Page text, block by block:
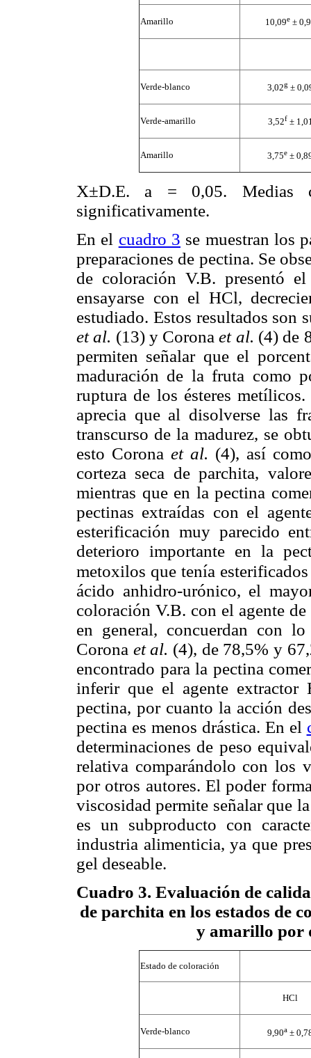
Amarillo 10,09e ±
Verde-blanco 3,02g ±
Verde-amarillo 3,52f ±
Amarillo 3,75e ±
X±D.E. a = 0,05. Medias
significativamente.
En el cuadro 3 se muestran los
preparaciones de pectina. Se
de coloración V.B. presentó
ensayarse con el HCl,
estudiado. Estos resultados son
et al. (13) y Coronaet al. (4) de
permiten señalar que el
maduración de la fruta como
ruptura de los ésteres
aprecia que al disolverse las
transcurso de la madurez, se
esto Corona et al. (4), así
corteza seca de parchita,
mientras que en la pectina
pectinas extraídas con el
esterificación muy parecido
deterioro importante en la
metoxilos que tenía
ácido anhidro-urónico, el
coloración V.B. con el agente
en general, concuerdan con
Corona et al. (4), de 78,5% y
encontrado para la pectina
inferir que el agente extractor
pectina, por cuanto la acción
pectina es menos drástica. En el
determinaciones de peso
relativa comparándolo con los
por otros autores. El poder
viscosidad permite señalar que
es un subproducto con
industria alimenticia, ya que
gel deseable.
Cuadro 3. Evaluación de
de parchita en los estados de
y amarillo por
Estado de coloración
HCl
Verde-blanco 9,90a ±